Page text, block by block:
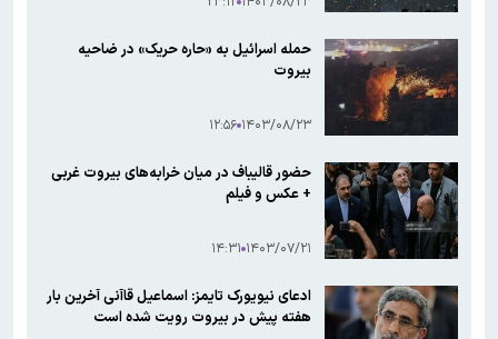
حمله اسرائیل به «حاره حریک» در ضاحیه
بیروت
۱۴۰۳/۰۸/۲۳ ۱۲:۵۶
حضور قالیباف در میان خرابه‌های بیروت غربی
+ عکس و فیلم
۱۴۰۳/۰۷/۲۱ ۱۴:۳۱
ادعای نیویورک تایمز: اسماعیل قاآنی آخرین بار
هفته پیش در بیروت رویت شده است